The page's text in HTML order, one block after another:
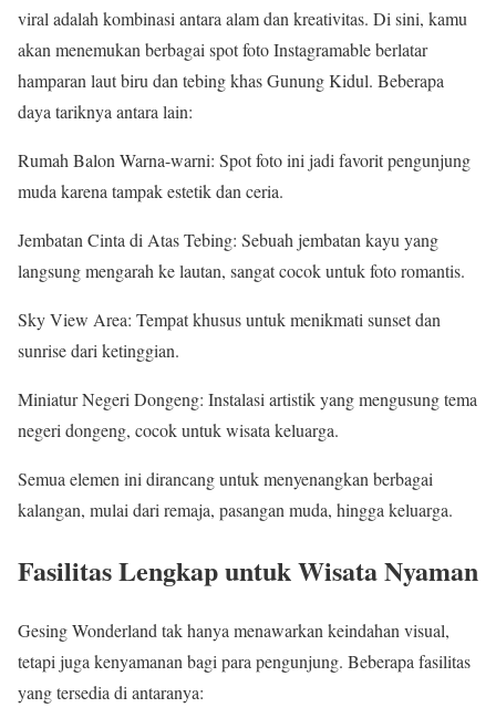
viral adalah kombinasi antara alam dan kreativitas. Di sini, kamu
akan menemukan berbagai spot foto Instagramable berlatar
hamparan laut biru dan tebing khas Gunung Kidul. Beberapa
daya tariknya antara lain:
Rumah Balon Warna-warni: Spot foto ini jadi favorit pengunjung
muda karena tampak estetik dan ceria.
Jembatan Cinta di Atas Tebing: Sebuah jembatan kayu yang
langsung mengarah ke lautan, sangat cocok untuk foto romantis.
Sky View Area: Tempat khusus untuk menikmati sunset dan
sunrise dari ketinggian.
Miniatur Negeri Dongeng: Instalasi artistik yang mengusung tema
negeri dongeng, cocok untuk wisata keluarga.
Semua elemen ini dirancang untuk menyenangkan berbagai
kalangan, mulai dari remaja, pasangan muda, hingga keluarga.
Fasilitas Lengkap untuk Wisata Nyaman
Gesing Wonderland tak hanya menawarkan keindahan visual,
tetapi juga kenyamanan bagi para pengunjung. Beberapa fasilitas
yang tersedia di antaranya: